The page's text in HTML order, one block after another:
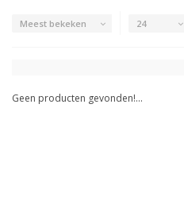
Meest bekeken 24
Geen producten gevonden!...